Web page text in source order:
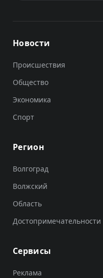
Новости
Происшествия
Общество
Экономика
Спорт
Регион
Волгоград
Волжский
Область
Достопримечательности
Сервисы
Реклама